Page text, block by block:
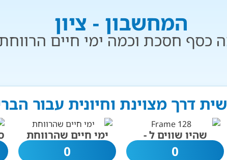
המחשבון - ציון
כסף חסכת וכמה ימי חיים
דרך מצוינת וחיונית עבור
שהיו שווים ל -
0
ימי חיים שהרווחת
0